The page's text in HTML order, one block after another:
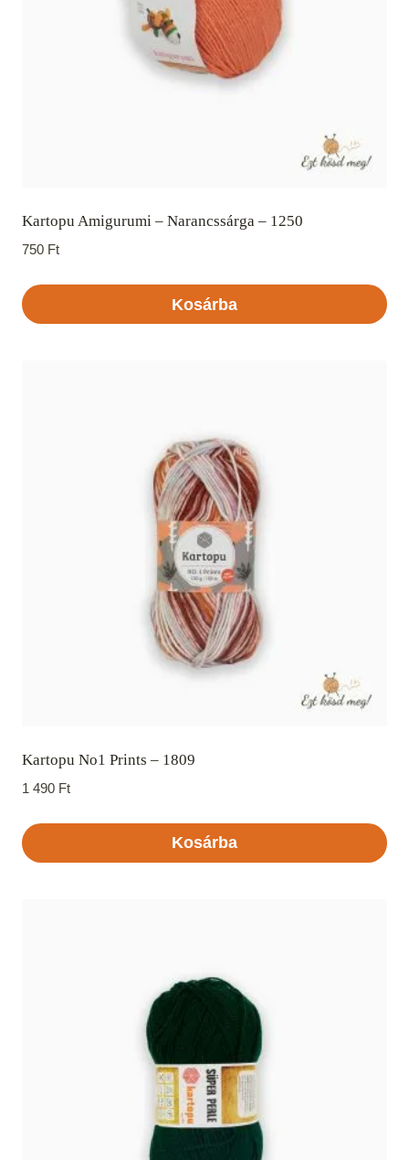
Kartopu Amigurumi – Narancssárga – 1250
750 Ft
Kosárba
Kartopu No1 Prints – 1809
1 490 Ft
Kosárba